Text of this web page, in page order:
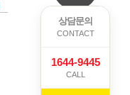
상담문의
CONTACT
1644-9445
CALL